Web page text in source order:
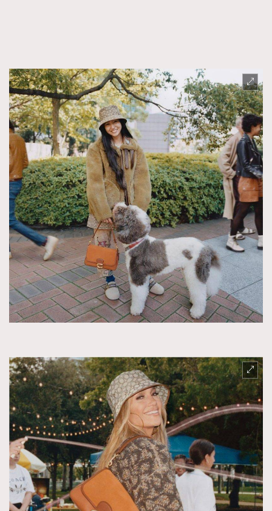
TRENDING
AFrenchMind
DressLikeAParisienne
EmpowerF
FashionWeek FigaroAesthetic